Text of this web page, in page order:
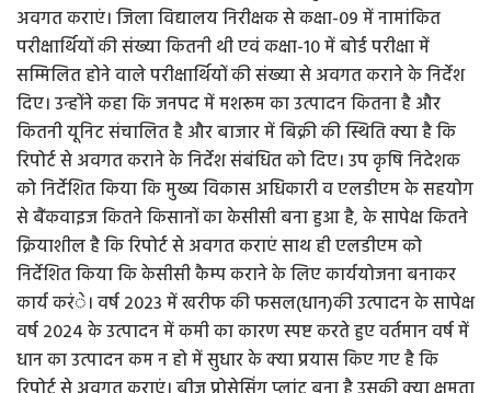
अवगत कराएं। जिला विद्यालय निरीक्षक से कक्षा-09 में नामांकित
परीक्षार्थियों की संख्या कितनी थी एवं कक्षा-10 में बोर्ड परीक्षा में
सम्मिलित होने वाले परीक्षार्थियों की संख्या से अवगत कराने के निर्देश
दिए। उन्होंने कहा कि जनपद में मशरूम का उत्पादन कितना है और
कितनी यूनिट संचालित है और बाजार में बिक्री की स्थिति क्या है कि
रिपोर्ट से अवगत कराने के निर्देश संबंधित को दिए। उप कृषि निदेशक
को निर्देशित किया कि मुख्य विकास अधिकारी व एलडीएम के सहयोग
से बैंकवाइज कितने किसानों का केसीसी बना हुआ है, के सापेक्ष कितने
क्रियाशील है कि रिपोर्ट से अवगत कराएं साथ ही एलडीएम को
निर्देशित किया कि केसीसी कैम्प कराने के लिए कार्ययोजना बनाकर
कार्य करंे। वर्ष 2023 में खरीफ की फसल(धान)की उत्पादन के सापेक्ष
वर्ष 2024 के उत्पादन में कमी का कारण स्पष्ट करते हुए वर्तमान वर्ष में
धान का उत्पादन कम न हो में सुधार के क्या प्रयास किए गए है कि